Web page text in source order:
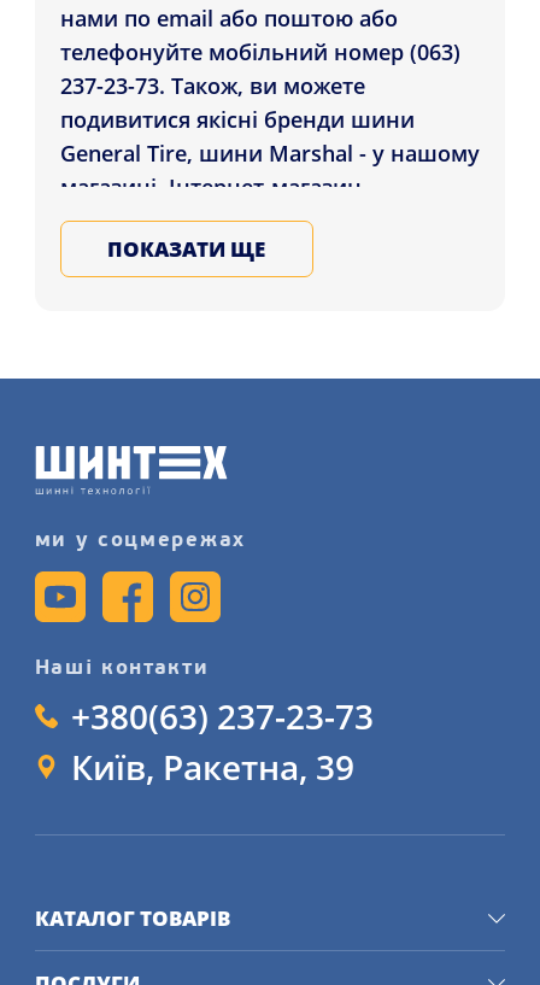
нами по email або поштою або
телефонуйте мобільний номер (063)
237-23-73. Також, ви можете
подивитися якісні бренди шини
General Tire, шини Marshal - у нашому
магазині. Інтернет-магазин
Shinteh.com.ua привозить Шини
Matador MP 92 Sibir Snow 225/50 R17
монтажу шин більш детально на
нашому сайті.
ПОКАЗАТИ ЩЕ
ми у соцмережах
Наші контакти
+380(63) 237-23-73
Київ, Ракетна, 39
КАТАЛОГ ТОВАРІВ